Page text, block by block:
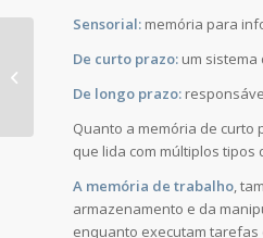
Sensorial: memória para
De curto prazo: um
De longo prazo:
Quanto a memória de curto
que lida com múltiplos tipos
A memória de trabalho,
armazenamento e da
enquanto executam tarefas
Como se tornar um
aluno mais eficaz